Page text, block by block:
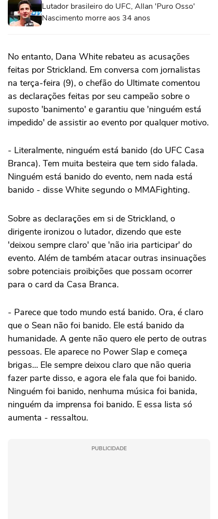
Lutador brasileiro do UFC, Allan 'Puro Osso'
Nascimento morre aos 34 anos
No entanto, Dana White rebateu as acusações
feitas por Strickland. Em conversa com jornalistas
na terça-feira (9), o chefão do Ultimate comentou
as declarações feitas por seu campeão sobre o
suposto 'banimento' e garantiu que 'ninguém está
impedido' de assistir ao evento por qualquer motivo.
- Literalmente, ninguém está banido (do UFC Casa
Branca). Tem muita besteira que tem sido falada.
Ninguém está banido do evento, nem nada está
banido - disse White segundo o MMAFighting.
Sobre as declarações em si de Strickland, o
dirigente ironizou o lutador, dizendo que este
'deixou sempre claro' que 'não iria participar' do
evento. Além de também atacar outras insinuações
sobre potenciais proibições que possam ocorrer
para o card da Casa Branca.
- Parece que todo mundo está banido. Ora, é claro
que o Sean não foi banido. Ele está banido da
humanidade. A gente não quero ele perto de outras
pessoas. Ele aparece no Power Slap e começa
brigas… Ele sempre deixou claro que não queria
fazer parte disso, e agora ele fala que foi banido.
Ninguém foi banido, nenhuma música foi banida,
ninguém da imprensa foi banido. E essa lista só
aumenta - ressaltou.
PUBLICIDADE